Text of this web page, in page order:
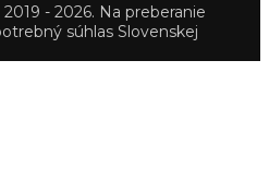
- 2026. Na preberanie
súhlas Slovenskej